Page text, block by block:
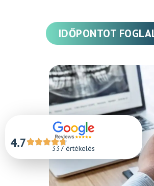
IDŐPONTOT
4.7 337 értékelés